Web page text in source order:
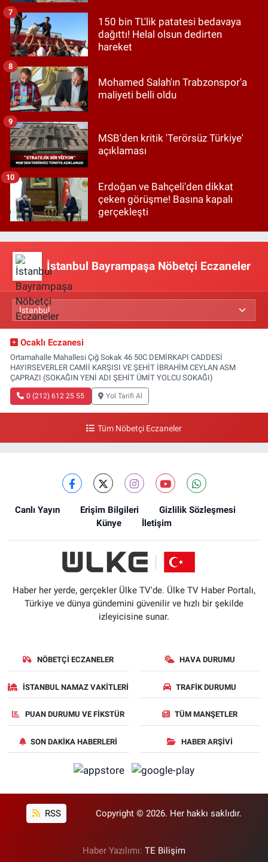
150 bin TL'lik patatesi bedavaya
dağıttı! Helal olsun dedirten
hareket
7
Mohamed Salah'ın Trabzonspor'a
maliyeti belli oldu
8
MSB'den kritik 'Terörsüz Türkiye'
açıklaması
9
Erdoğan ve Bahçeli'den dikkat
çeken görüşme! Basına kapalı
gerçekleşti
10
İstanbul Bayrampaşa Nöbetçi Eczaneler
Ocaklı Eczanesi
Ortamahalle Mahallesi Çığ Sokak 46 50C DEMİRKAPI CADDESİ
HAYIRSEVERLER CAMİİ KARŞISI VE ŞEHİT İBRAHİM CEYLAN ASM
ÇAPRAZI (SOKAĞIN YENİ ADI ŞEHİT ÜMİT YOLCU SOKAĞI)
0 (212) 612 25 55 Yol Tarifi Al
Tüm Nöbetçi Eczaneler
Canlı Yayın Erişim Bilgileri
Gizlilik Sözleşmesi
Künye
İletişim
Haber her yerde, gerçekler Ülke TV'de. Ülke TV Haber Portalı,
Türkiye ve dünya gündemini güvenilir ve hızlı bir şekilde
izleyicisine sunar.
NÖBETÇI ECZANELER HAVA DURUMU
İSTANBUL NAMAZ VAKITLERI TRAFIK DURUMU
PUAN DURUMU VE FIKSTÜR TÜM MANŞETLER
SON DAKIKA HABERLERI HABER ARŞIVI
RSS Copyright © 2026. Her hakkı saklıdır.
Haber Yazılımı: TE Bilişim